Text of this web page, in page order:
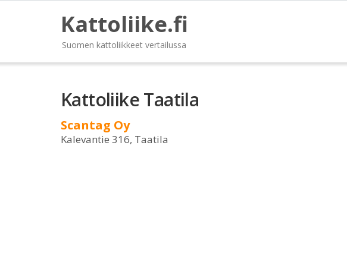
Kattoliike.fi
Suomen kattoliikkeet vertailussa
Kattoliike Taatila
Scantag Oy
Kalevantie 316, Taatila